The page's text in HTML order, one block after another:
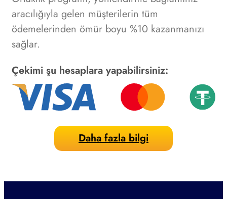
aracılığıyla gelen müşterilerin tüm
ödemelerinden ömür boyu %10 kazanmanızı
sağlar.
Çekimi şu hesaplara yapabilirsiniz:
Daha fazla bilgi